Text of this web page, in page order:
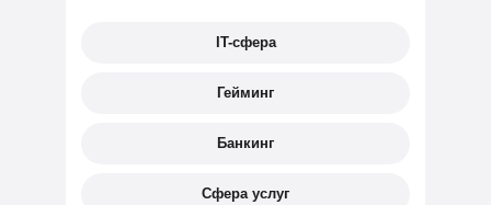
Гейминг
IT-сфера
Банкинг
Сфера услуг